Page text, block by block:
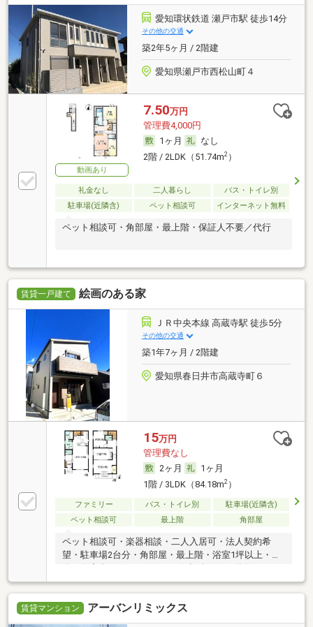
愛知環状鉄道 瀬戸市駅 徒歩14分
その他の交通
築2年5ヶ月 / 2階建
愛知県瀬戸市西松山町４
動画あり
7.50万円
管理費4,000円
1ヶ月
なし
2階 / 2LDK（51.74m2）
礼金なし 二人暮らし
バス・トイレ別
駐車場(近隣含)
ペット相談可 インターネット無料
ペット相談可・角部屋・最上階・保証人不要／代行
賃貸一戸建て 絵画のある家
ＪＲ中央本線 高蔵寺駅 徒歩5分
その他の交通
築1年7ヶ月 / 2階建
愛知県春日井市高蔵寺町６
15万円
管理費なし
2ヶ月
1ヶ月
1階 / 3LDK（84.18m2）
ファミリー バス・トイレ別
駐車場(近隣含)
ペット相談可
最上階 角部屋
ペット相談可・楽器相談・二人入居可・法人契約希
望・駐車場2台分・角部屋・最上階・浴室1坪以上・閑
静な住宅街・バリアフリー・保証人不要／代行
賃貸マンション アーバンリミックス